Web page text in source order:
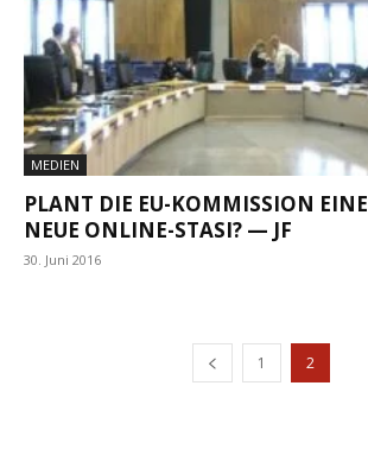
MEDIEN
PLANT DIE EU-KOMMISSION EINE
NEUE ONLINE-STASI? — JF
30. Juni 2016
1 2